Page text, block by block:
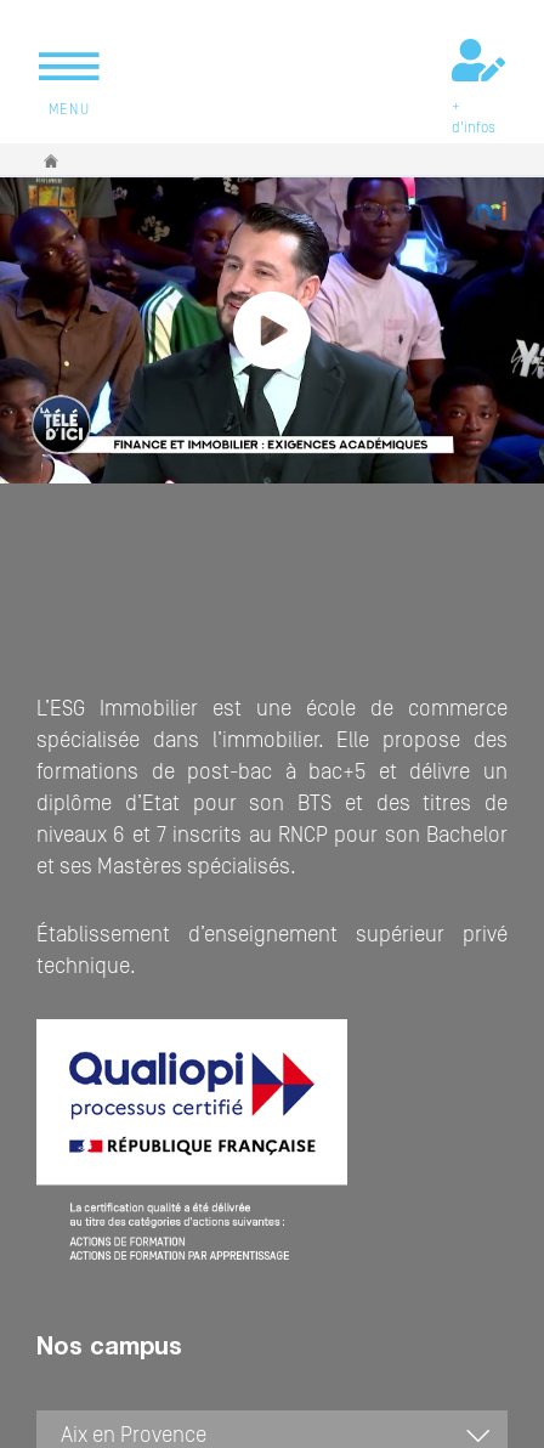
MENU
+
d'infos
Vous êtes ici
L’ESG Immobilier est une école de commerce
spécialisée dans l’immobilier. Elle propose des
formations de post-bac à bac+5 et délivre un
diplôme d’Etat pour son BTS et des titres de
niveaux 6 et 7 inscrits au RNCP pour son Bachelor
et ses Mastères spécialisés.
Établissement d’enseignement supérieur privé
technique.
Nos campus